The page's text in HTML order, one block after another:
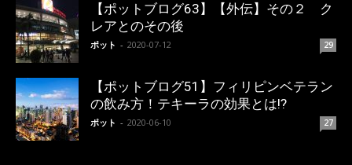
【ポットブログ63】【外伝】その２ ク
レアとのその後
ポット - 2020-07-12 29
【ポットブログ51】フィリピンベテラン
の飲み方！テキーラの効果とは!?
ポット - 2020-06-10 27